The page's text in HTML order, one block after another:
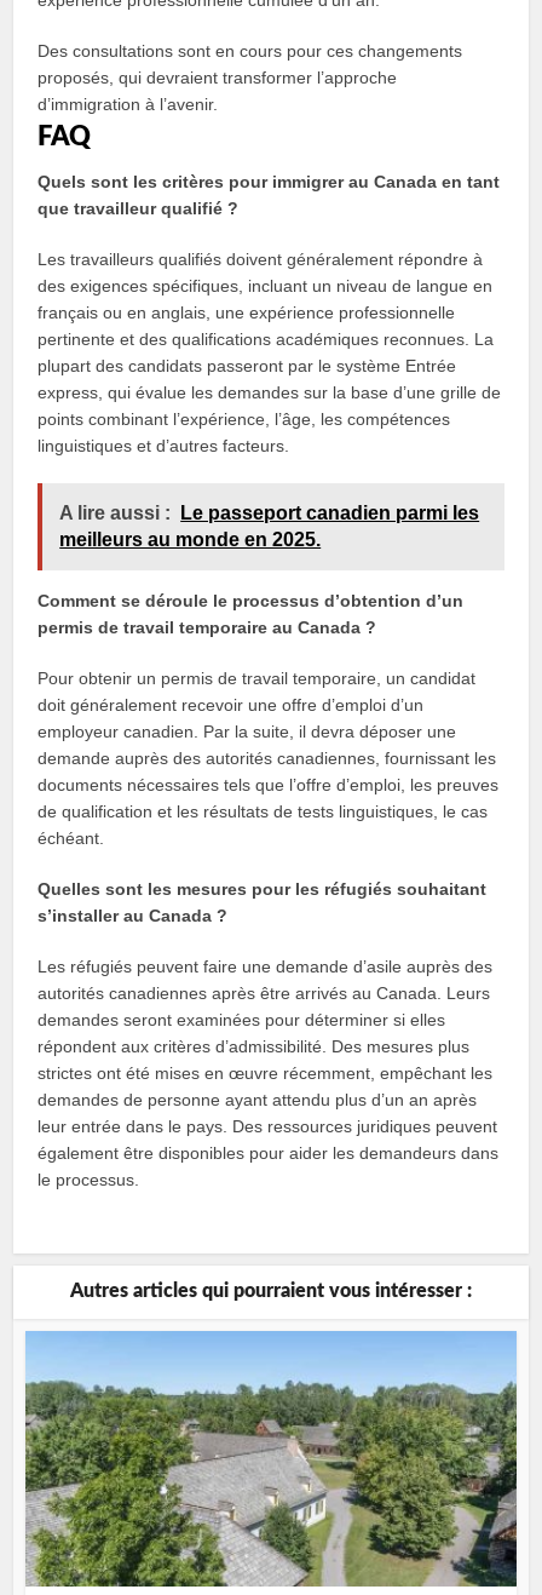
Des consultations sont en cours pour ces changements
proposés, qui devraient transformer l’approche
d’immigration à l’avenir.
FAQ
Quels sont les critères pour immigrer au Canada en tant
que travailleur qualifié ?
Les travailleurs qualifiés doivent généralement répondre à
des exigences spécifiques, incluant un niveau de langue en
français ou en anglais, une expérience professionnelle
pertinente et des qualifications académiques reconnues. La
plupart des candidats passeront par le système Entrée
express, qui évalue les demandes sur la base d’une grille de
points combinant l’expérience, l’âge, les compétences
linguistiques et d’autres facteurs.
A lire aussi :
Le passeport canadien parmi les
meilleurs au monde en 2025.
Comment se déroule le processus d’obtention d’un
permis de travail temporaire au Canada ?
Pour obtenir un permis de travail temporaire, un candidat
doit généralement recevoir une offre d’emploi d’un
employeur canadien. Par la suite, il devra déposer une
demande auprès des autorités canadiennes, fournissant les
documents nécessaires tels que l’offre d’emploi, les preuves
de qualification et les résultats de tests linguistiques, le cas
échéant.
Quelles sont les mesures pour les réfugiés souhaitant
s’installer au Canada ?
Les réfugiés peuvent faire une demande d’asile auprès des
autorités canadiennes après être arrivés au Canada. Leurs
demandes seront examinées pour déterminer si elles
répondent aux critères d’admissibilité. Des mesures plus
strictes ont été mises en œuvre récemment, empêchant les
demandes de personne ayant attendu plus d’un an après
leur entrée dans le pays. Des ressources juridiques peuvent
également être disponibles pour aider les demandeurs dans
le processus.
Autres articles qui pourraient vous intéresser :